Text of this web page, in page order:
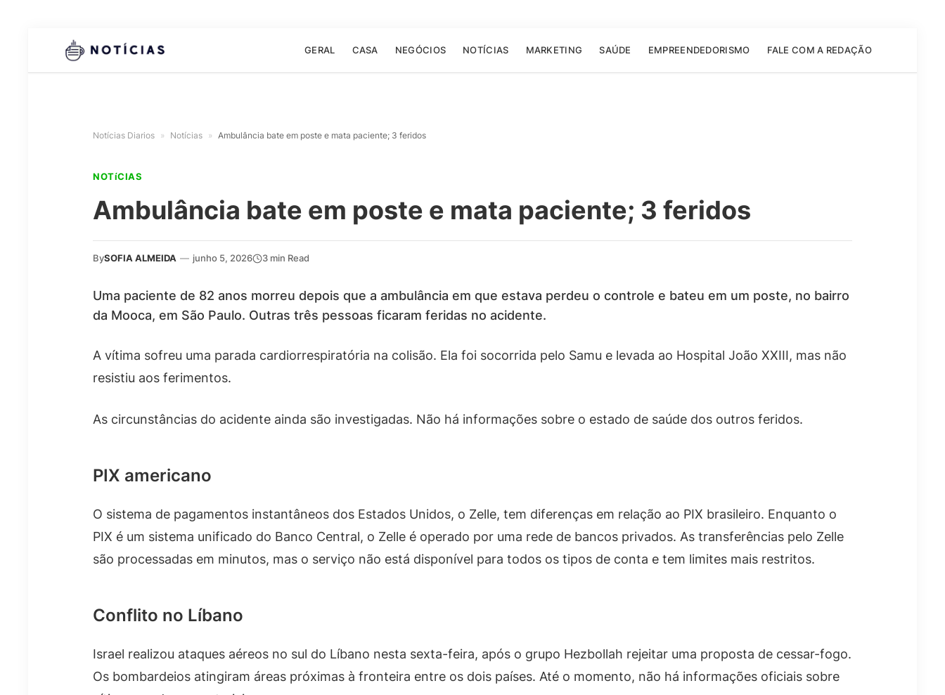
GERAL CASA NEGÓCIOS NOTÍCIAS MARKETING SAÚDE EMPREENDEDORISMO FALE COM A REDAÇÃO
Notícias Diarios » Notícias » Ambulância bate em poste e mata paciente; 3 feridos
NOTíCIAS
Ambulância bate em poste e mata paciente; 3 feridos
BySOFIA ALMEIDA — junho 5, 2026 3 min Read
Uma paciente de 82 anos morreu depois que a ambulância em que estava perdeu o controle e bateu em um poste, no bairro
da Mooca, em São Paulo. Outras três pessoas ficaram feridas no acidente.
A vítima sofreu uma parada cardiorrespiratória na colisão. Ela foi socorrida pelo Samu e levada ao Hospital João XXIII, mas não
resistiu aos ferimentos.
As circunstâncias do acidente ainda são investigadas. Não há informações sobre o estado de saúde dos outros feridos.
PIX americano
O sistema de pagamentos instantâneos dos Estados Unidos, o Zelle, tem diferenças em relação ao PIX brasileiro. Enquanto o
PIX é um sistema unificado do Banco Central, o Zelle é operado por uma rede de bancos privados. As transferências pelo Zelle
são processadas em minutos, mas o serviço não está disponível para todos os tipos de conta e tem limites mais restritos.
Conflito no Líbano
Israel realizou ataques aéreos no sul do Líbano nesta sexta-feira, após o grupo Hezbollah rejeitar uma proposta de cessar-fogo.
Os bombardeios atingiram áreas próximas à fronteira entre os dois países. Até o momento, não há informações oficiais sobre